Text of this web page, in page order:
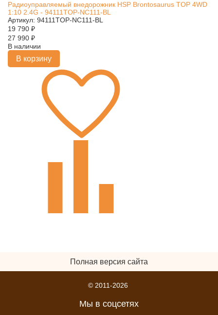
Радиоуправляемый внедорожник HSP Brontosaurus TOP 4WD
1:10 2.4G - 94111TOP-NC111-BL
Артикул: 94111TOP-NC111-BL
19 790 ₽
27 990 ₽
В наличии
В корзину
Полная версия сайта
© 2011-2026
Мы в соцсетях